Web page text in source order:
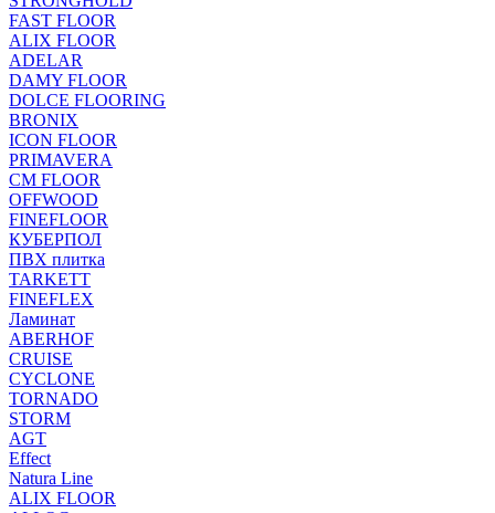
FAST FLOOR
ALIX FLOOR
ADELAR
DAMY FLOOR
DOLCE FLOORING
BRONIX
ICON FLOOR
PRIMAVERA
CM FLOOR
OFFWOOD
FINEFLOOR
КУБЕРПОЛ
ПВХ плитка
TARKETT
FINEFLEX
Ламинат
ABERHOF
CRUISE
CYCLONE
TORNADO
STORM
AGT
Effect
Natura Line
ALIX FLOOR